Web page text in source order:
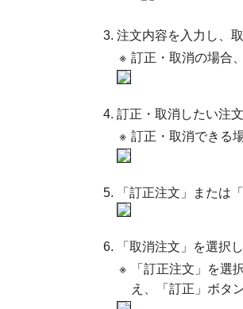
注文内容を入力し、
※ 訂正・取消の場合
訂正・取消したい注
※ 訂正・取消できる
「訂正注文」または
「取消注文」を選択
※
「訂正注文」を選
え、「訂正」ボタ